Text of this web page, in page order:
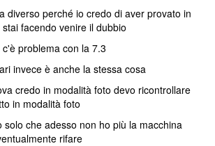
diverso perché io credo di aver provato in
facendo venire il dubbio
problema con la 7.3
invece è anche la stessa cosa
credo in modalità foto devo ricontrollare
in modalità foto
solo che adesso non ho più la macchina
rifare